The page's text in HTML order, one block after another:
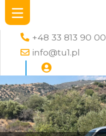
+48 33 813 90 00
info@tu1.pl